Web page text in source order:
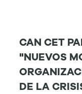
CAN CET
"NUEVOS
DE LA